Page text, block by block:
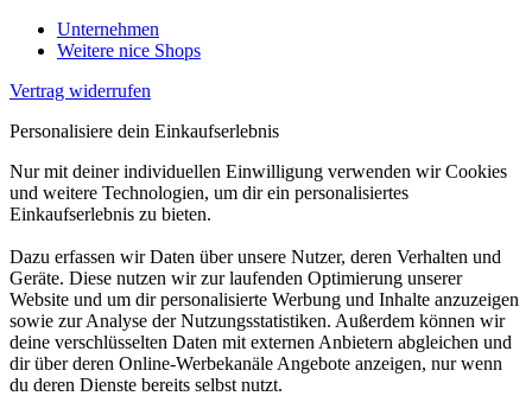
Unternehmen
Weitere nice Shops
Vertrag widerrufen
Personalisiere dein Einkaufserlebnis
Nur mit deiner individuellen Einwilligung verwenden wir Cookies
und weitere Technologien, um dir ein personalisiertes
Einkaufserlebnis zu bieten.
Dazu erfassen wir Daten über unsere Nutzer, deren Verhalten und
Geräte. Diese nutzen wir zur laufenden Optimierung unserer
Website und um dir personalisierte Werbung und Inhalte anzuzeigen
sowie zur Analyse der Nutzungsstatistiken. Außerdem können wir
deine verschlüsselten Daten mit externen Anbietern abgleichen und
dir über deren Online-Werbekanäle Angebote anzeigen, nur wenn
du deren Dienste bereits selbst nutzt.